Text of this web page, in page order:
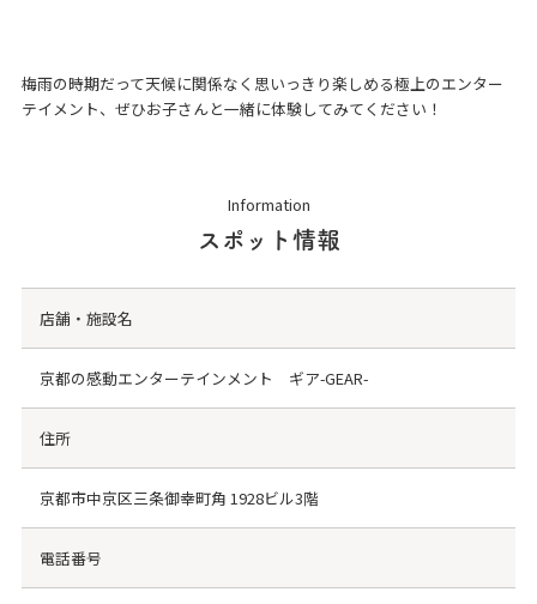
梅雨の時期だって天候に関係なく思いっきり楽しめる極上のエンター
テイメント、ぜひお子さんと一緒に体験してみてください！
Information
スポット情報
店舗・施設名
京都の感動エンターテインメント ギア-GEAR-
住所
京都市中京区三条御幸町角 1928ビル3階
電話番号